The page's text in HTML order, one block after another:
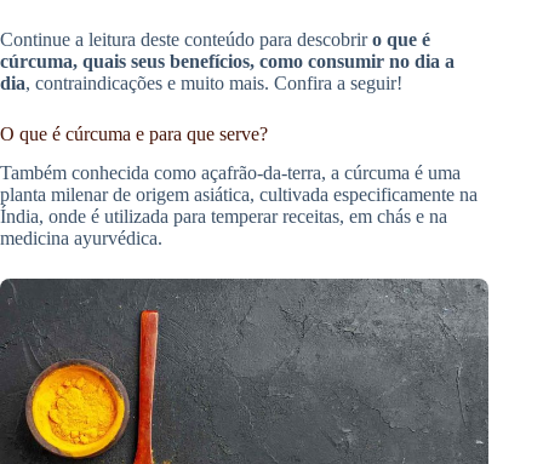
Continue a leitura deste conteúdo para descobriro que é
cúrcuma, quais seus benefícios, como consumir no dia a
dia, contraindicações e muito mais. Confira a seguir!
O que é cúrcuma e para que serve?
Também conhecida como açafrão-da-terra, a cúrcuma é uma
planta milenar de origem asiática, cultivada especificamente na
Índia, onde é utilizada para temperar receitas, em chás e na
medicina ayurvédica.